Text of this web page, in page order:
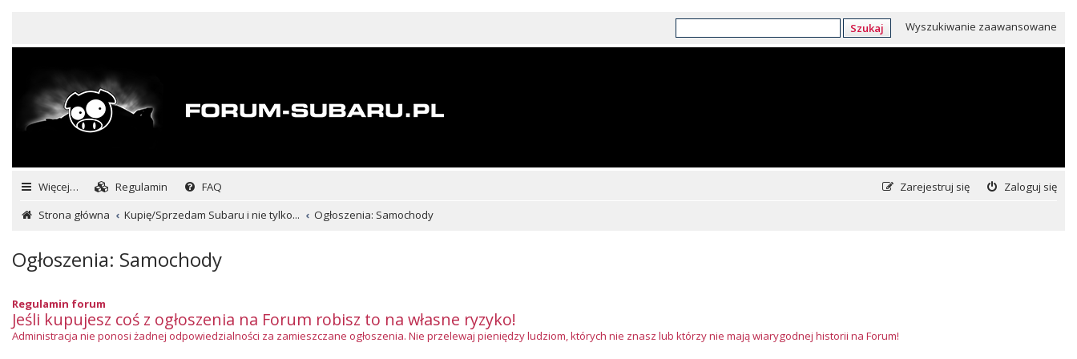
Szukaj Wyszukiwanie zaawansowane
Więcej… Regulamin FAQ Zaloguj się
Zarejestruj się
Strona główna
Kupię/Sprzedam Subaru i nie tylko... Ogłoszenia: Samochody
Ogłoszenia: Samochody
Regulamin forum
Jeśli kupujesz coś z ogłoszenia na Forum robisz to na własne ryzyko!
Administracja nie ponosi żadnej odpowiedzialności za zamieszczane ogłoszenia. Nie przelewaj pieniędzy ludziom, których nie znasz lub którzy nie mają wiarygodnej historii na Forum!